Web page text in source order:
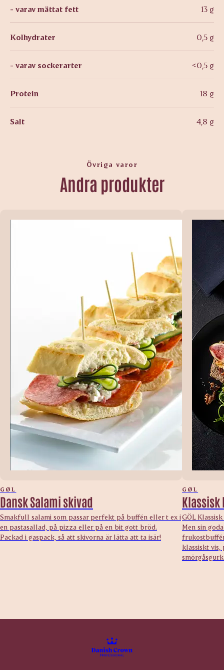
- varav mättat fett 13 g
Kolhydrater 0,5 g
- varav sockerarter <0,5 g
Protein 18 g
Salt 4,8 g
Övriga varor
Andra produkter
GØL
Dansk Salami skivad
Smakfull salami som passar perfekt på buffén eller t ex i
en pastasallad, på pizza eller på en bit gott bröd.
Packad i gaspack, så att skivorna är lätta att ta isär!
GØL
Klassisk
GÖL
Men sin
klassiskt vis,